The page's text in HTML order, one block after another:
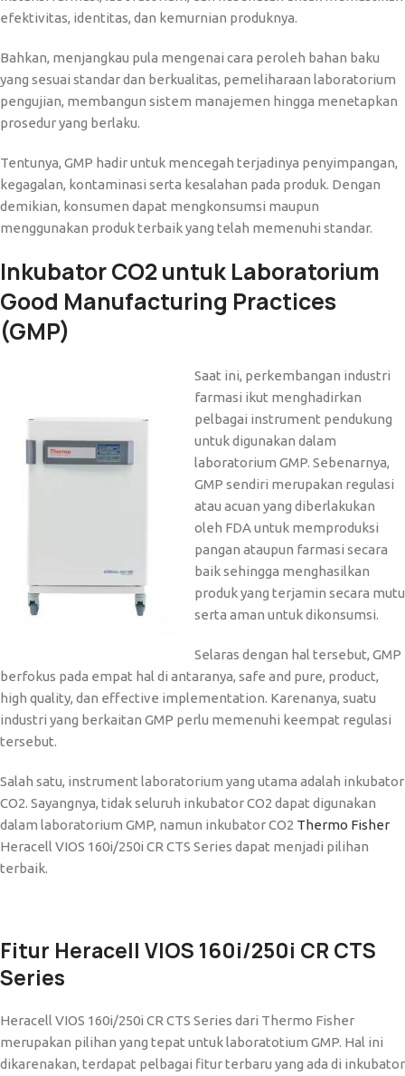
efektivitas, identitas, dan kemurnian produknya.
Bahkan, menjangkau pula mengenai cara peroleh bahan baku
yang sesuai standar dan berkualitas, pemeliharaan laboratorium
pengujian, membangun sistem manajemen hingga menetapkan
prosedur yang berlaku.
Tentunya, GMP hadir untuk mencegah terjadinya penyimpangan,
kegagalan, kontaminasi serta kesalahan pada produk. Dengan
demikian, konsumen dapat mengkonsumsi maupun
menggunakan produk terbaik yang telah memenuhi standar.
Inkubator CO2 untuk Laboratorium
Good Manufacturing Practices
(GMP)
Saat ini, perkembangan industri
farmasi ikut menghadirkan
pelbagai instrument pendukung
untuk digunakan dalam
laboratorium GMP. Sebenarnya,
GMP sendiri merupakan regulasi
atau acuan yang diberlakukan
oleh FDA untuk memproduksi
pangan ataupun farmasi secara
baik sehingga menghasilkan
produk yang terjamin secara mutu
serta aman untuk dikonsumsi.
Selaras dengan hal tersebut, GMP
berfokus pada empat hal di antaranya, safe and pure, product,
high quality, dan effective implementation. Karenanya, suatu
industri yang berkaitan GMP perlu memenuhi keempat regulasi
tersebut.
Salah satu, instrument laboratorium yang utama adalah inkubator
CO2. Sayangnya, tidak seluruh inkubator CO2 dapat digunakan
dalam laboratorium GMP, namun inkubator CO2 Thermo Fisher
Heracell VIOS 160i/250i CR CTS Series dapat menjadi pilihan
terbaik.
Fitur Heracell VIOS 160i/250i CR CTS
Series
Heracell VIOS 160i/250i CR CTS Series dari Thermo Fisher
merupakan pilihan yang tepat untuk laboratotium GMP. Hal ini
dikarenakan, terdapat pelbagai fitur terbaru yang ada di inkubator